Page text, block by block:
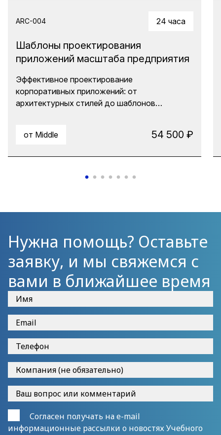
ARC-004 24 часа
Шаблоны проектирования
приложений масштаба предприятия
Эффективное проектирование
корпоративных приложений: от
архитектурных стилей до шаблонов
научиться выбирать подходящие решения и
шаблоны проектирования для создания
от Middle 54 500 ₽
Нужна помощь? Оставьте
заявку, и мы свяжемся с
вами в ближайшее время
Согласен получать на e-mail
информационные рассылки о новостях Учебного